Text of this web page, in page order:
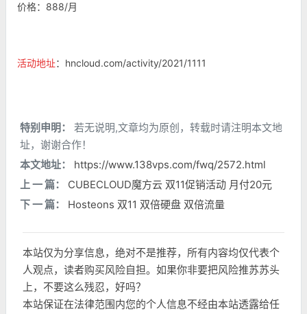
价格：888/月
活动地址：hncloud.com/activity/2021/1111
特别申明：
若无说明,文章均为原创，转载时请注明本文地
址，谢谢合作！
本文地址：
https://www.138vps.com/fwq/2572.html
上 一 篇：
CUBECLOUD魔方云 双11促销活动 月付20元
下 一 篇：
Hosteons 双11 双倍硬盘 双倍流量
本站仅为分享信息，绝对不是推荐，所有内容均仅代表个
人观点，读者购买风险自担。如果你非要把风险推苏苏头
上，不要这么残忍，好吗？
本站保证在法律范围内您的个人信息不经由本站透露给任